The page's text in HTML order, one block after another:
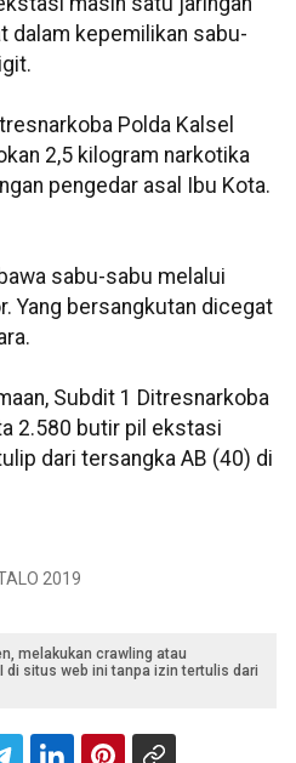
dalam kepemilikan sabu-
Polda Kalsel
2,5 kilogram narkotika
pengedar asal Ibu Kota.
sabu-sabu melalui
Yang bersangkutan dicegat
Subdit 1 Ditresnarkoba
2.580 butir pil ekstasi
dari tersangka AB (40) di
2019
melakukan crawling atau
situs web ini tanpa izin tertulis dari